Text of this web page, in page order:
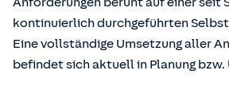
kontinuierlich durchgeführten
Eine vollständige Umsetzung aller
befindet sich aktuell in Planung bzw.